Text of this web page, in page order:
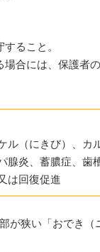
ること。
場合には、保護者
ル（にきび）、カ
腺炎、蓄膿症、歯
は回復促進
が狭い「おでき（